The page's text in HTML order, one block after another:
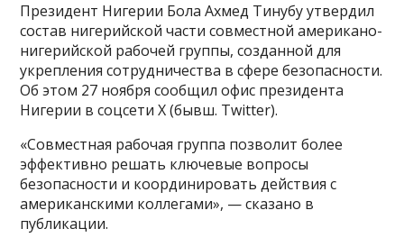
Президент Нигерии Бола Ахмед Тинубу утвердил
состав нигерийской части совместной американо-
нигерийской рабочей группы, созданной для
укрепления сотрудничества в сфере безопасности.
Об этом 27 ноября сообщил офис президента
Нигерии в соцсети Х (бывш. Twitter).
«Совместная рабочая группа позволит более
эффективно решать ключевые вопросы
безопасности и координировать действия с
американскими коллегами», — сказано в
публикации.